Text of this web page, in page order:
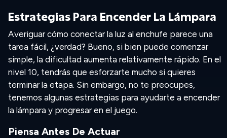
Estrategias Para Encender La Lámpara
Averiguar cómo conectar la luz al enchufe parece una
tarea fácil, ¿verdad? Bueno, si bien puede comenzar
simple, la dificultad aumenta relativamente rápido. En el
nivel 10, tendrás que esforzarte mucho si quieres
terminar la etapa. Sin embargo, no te preocupes,
tenemos algunas estrategias para ayudarte a encender
la lámpara y progresar en el juego.
Piensa Antes De Actuar